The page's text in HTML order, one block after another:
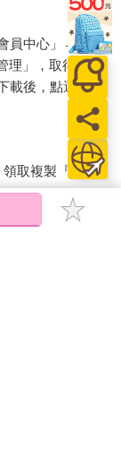
圖集，還有咖
的地圖集、怪物
金融為主題的地
，硬幣僅能反映
of Geography
一世缺錢的窘
（Gordon L.
版考究徹底且全
奧特柳斯和布勞
集的基本條件。
年來都只是個未
員中心」→「我
理」，取得通行
載後，點選任一
取複製『兌換
能以金石堂專屬